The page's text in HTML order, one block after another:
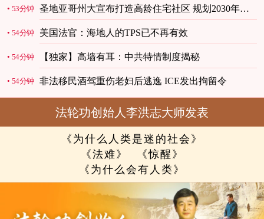
53分钟
圣地亚哥州大宣布打造高龄住宅社区 规划2030年完
54分钟 美国法官：海地人的TPS已不再有效
54分钟 【独家】高墙有耳：中共特情制度揭秘
54分钟 非法移民酒驾重伤老妇后逃逸 ICE发出拘留令
法轮功创始人李洪志大师发表
《为什么人类是迷的社会》
《法难》
《惊醒》
《为什么会有人类》